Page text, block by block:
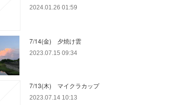
2024.01.26 01:59
7/14(金) 夕焼け雲
2023.07.15 09:34
7/13(木) マイクラカップ
2023.07.14 10:13